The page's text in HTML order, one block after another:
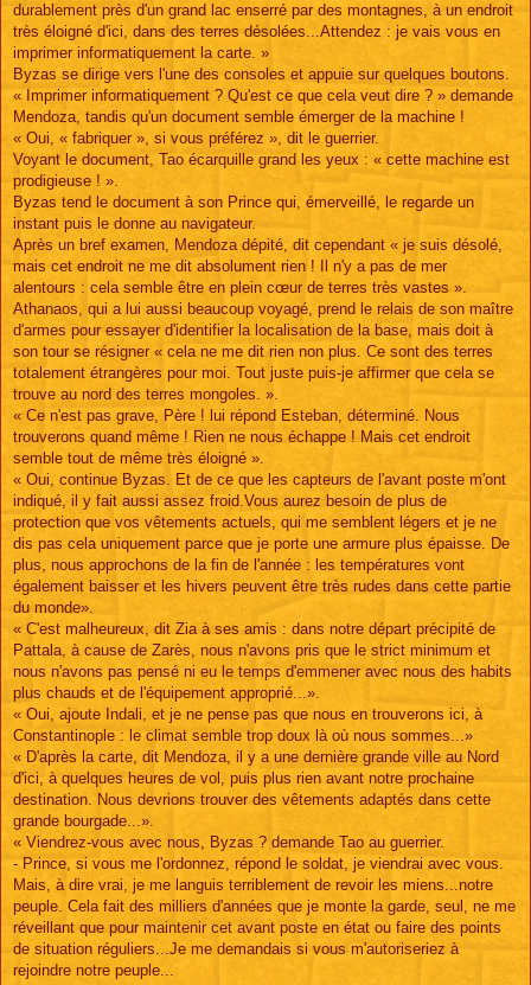
durablement près d'un grand lac enserré par des montagnes, à un endroit
très éloigné d'ici, dans des terres désolées...Attendez : je vais vous en
imprimer informatiquement la carte. »
Byzas se dirige vers l'une des consoles et appuie sur quelques boutons.
« Imprimer informatiquement ? Qu'est ce que cela veut dire ? » demande
Mendoza, tandis qu'un document semble émerger de la machine !
« Oui, « fabriquer », si vous préférez », dit le guerrier.
Voyant le document, Tao écarquille grand les yeux : « cette machine est
prodigieuse ! ».
Byzas tend le document à son Prince qui, émerveillé, le regarde un
instant puis le donne au navigateur.
Après un bref examen, Mendoza dépité, dit cependant « je suis désolé,
mais cet endroit ne me dit absolument rien ! Il n'y a pas de mer
alentours : cela semble être en plein cœur de terres très vastes ».
Athanaos, qui a lui aussi beaucoup voyagé, prend le relais de son maître
d'armes pour essayer d'identifier la localisation de la base, mais doit à
son tour se résigner « cela ne me dit rien non plus. Ce sont des terres
totalement étrangères pour moi. Tout juste puis-je affirmer que cela se
trouve au nord des terres mongoles. ».
« Ce n'est pas grave, Père ! lui répond Esteban, déterminé. Nous
trouverons quand même ! Rien ne nous échappe ! Mais cet endroit
semble tout de même très éloigné ».
« Oui, continue Byzas. Et de ce que les capteurs de l'avant poste m'ont
indiqué, il y fait aussi assez froid.Vous aurez besoin de plus de
protection que vos vêtements actuels, qui me semblent légers et je ne
dis pas cela uniquement parce que je porte une armure plus épaisse. De
plus, nous approchons de la fin de l'année : les températures vont
également baisser et les hivers peuvent être très rudes dans cette partie
du monde».
« C'est malheureux, dit Zia à ses amis : dans notre départ précipité de
Pattala, à cause de Zarès, nous n'avons pris que le strict minimum et
nous n'avons pas pensé ni eu le temps d'emmener avec nous des habits
plus chauds et de l'équipement approprié...».
« Oui, ajoute Indali, et je ne pense pas que nous en trouverons ici, à
Constantinople : le climat semble trop doux là où nous sommes...»
« D'après la carte, dit Mendoza, il y a une dernière grande ville au Nord
d'ici, à quelques heures de vol, puis plus rien avant notre prochaine
destination. Nous devrions trouver des vêtements adaptés dans cette
grande bourgade...».
« Viendrez-vous avec nous, Byzas ? demande Tao au guerrier.
- Prince, si vous me l'ordonnez, répond le soldat, je viendrai avec vous.
Mais, à dire vrai, je me languis terriblement de revoir les miens...notre
peuple. Cela fait des milliers d'années que je monte la garde, seul, ne me
réveillant que pour maintenir cet avant poste en état ou faire des points
de situation réguliers...Je me demandais si vous m'autoriseriez à
rejoindre notre peuple...